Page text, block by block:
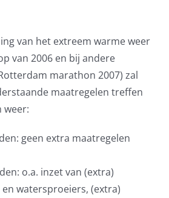
van het extreem warme weer
van 2006 en bij andere
marathon 2007) zal
maatregelen treffen
weer:
geen extra maatregelen
o.a. inzet van (extra)
watersproeiers, (extra)